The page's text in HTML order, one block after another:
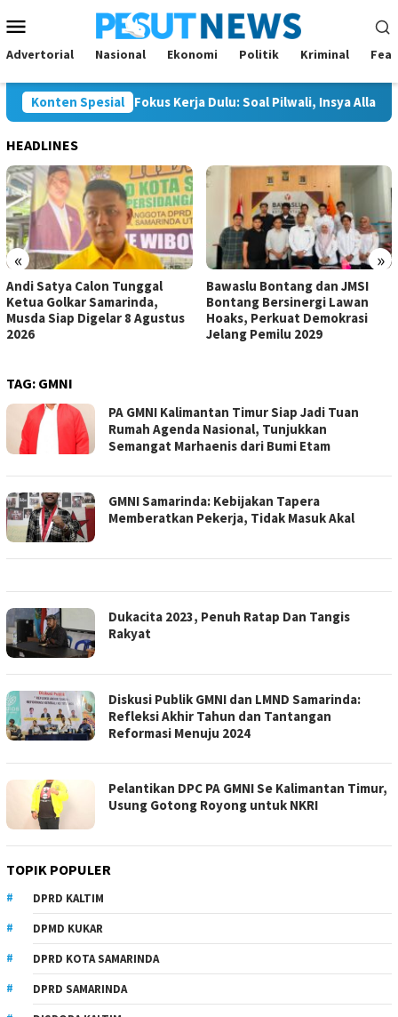
ke
kontenMobile
Advertorial Nasional Ekonomi Politik Kriminal
Konten Spesial
Samarinda, Fokus Kerja Dulu: Soal Pilwali, Insya Allah Siap
HEADLINES
« »
Andi Satya Calon Tunggal
Ketua Golkar Samarinda,
Musda Siap Digelar 8 Agustus
2026
Bawaslu Bontang dan JMSI
Bontang Bersinergi Lawan
Hoaks, Perkuat Demokrasi
Jelang Pemilu 2029
TAG: GMNI
PA GMNI Kalimantan Timur Siap Jadi Tuan
Rumah Agenda Nasional, Tunjukkan
Semangat Marhaenis dari Bumi Etam
GMNI Samarinda: Kebijakan Tapera
Memberatkan Pekerja, Tidak Masuk Akal
Dukacita 2023, Penuh Ratap Dan Tangis
Rakyat
Diskusi Publik GMNI dan LMND Samarinda:
Refleksi Akhir Tahun dan Tantangan
Reformasi Menuju 2024
Pelantikan DPC PA GMNI Se Kalimantan Timur,
Usung Gotong Royong untuk NKRI
TOPIK POPULER
DPRD KALTIM
DPMD KUKAR
DPRD KOTA SAMARINDA
DPRD SAMARINDA